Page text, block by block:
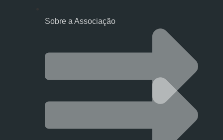
Sobre a Associação